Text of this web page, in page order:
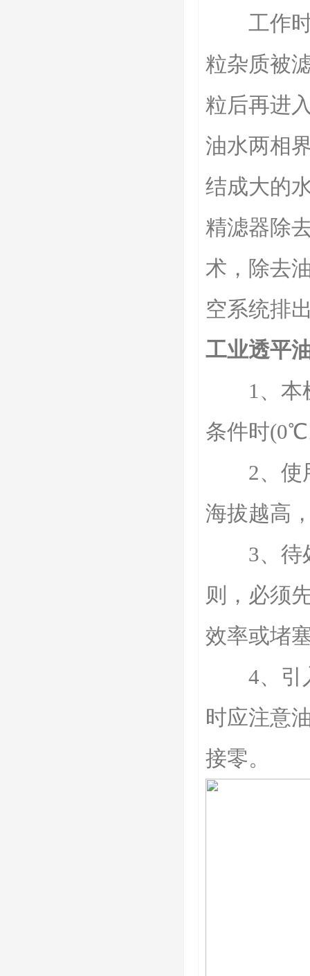
工作时,
粒杂质被
粒后再进
油水两相
结成大的
精滤器除
术，除去
空系统排
工业透平
1、本机
条件时(0℃
2、使用
海拔越高
3、待处
则，必须
效率或堵
4、引入
时应注意
接零。